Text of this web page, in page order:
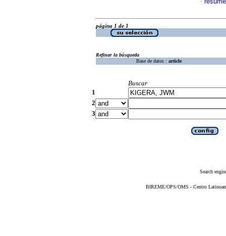
·
página 1 de 1
Refinar la búsqueda
Base de datos : article
Buscar
1
2
3
Search
BIREME/OPS/OMS - Centro